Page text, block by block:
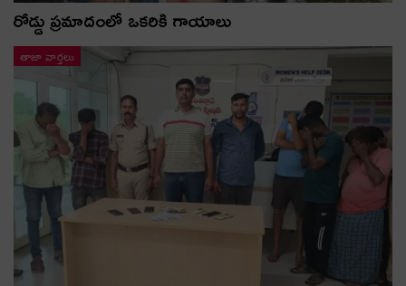
రోడ్డు ప్రమాదంలో ఒకరికి గాయాలు
తాజా వార్తలు